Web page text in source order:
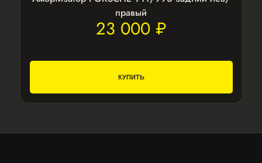
правый
23 000 ₽
КУПИТЬ